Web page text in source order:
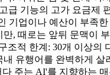
기능의 고가 요금제
기업이나 예산이 부족
, 때로는 앞뒤 문맥이
적 한계: 30개 이상의
유행어를 완벽하게
주는 AI'를 지향하는